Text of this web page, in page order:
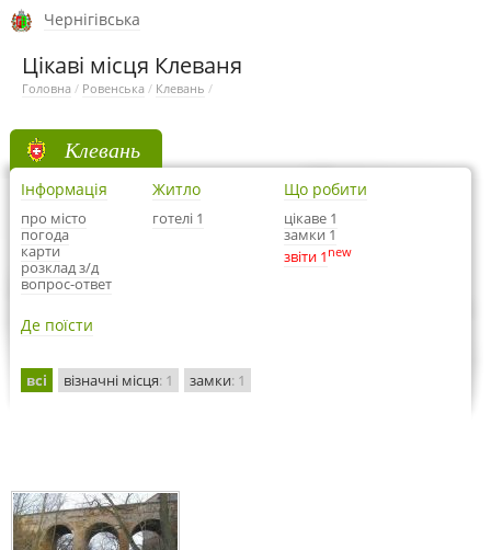
Чернігівська
Цікаві місця Клеваня
Головна / Ровенська / Клевань /
Клевань
Інформація
про місто
погода
карти
розклад з/д
вопрос-ответ
Житло
готелі 1
Що робити
цікаве 1
замки 1
звіти 1 new
Де поїсти
всі візначні місця: 1 замки: 1